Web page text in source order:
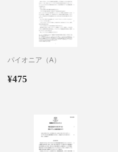
パイオニア（A）
通
¥475